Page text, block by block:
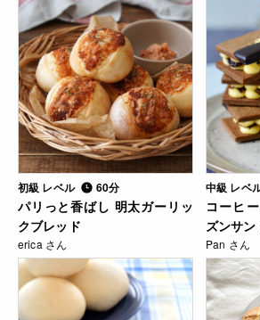
初級 レベル 60分
パリっと香ばし 明太ガーリッ
クブレッド
erica さん
中級 レベ
コーヒ
ズンサン
Pan さん